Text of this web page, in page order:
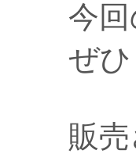
今回
ぜひ
販売